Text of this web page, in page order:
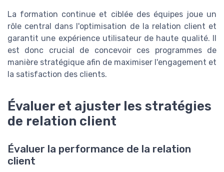
La formation continue et ciblée des équipes joue un
rôle central dans l'optimisation de la relation client et
garantit une expérience utilisateur de haute qualité. Il
est donc crucial de concevoir ces programmes de
manière stratégique afin de maximiser l'engagement et
la satisfaction des clients.
Évaluer et ajuster les stratégies
de relation client
Évaluer la performance de la relation
client